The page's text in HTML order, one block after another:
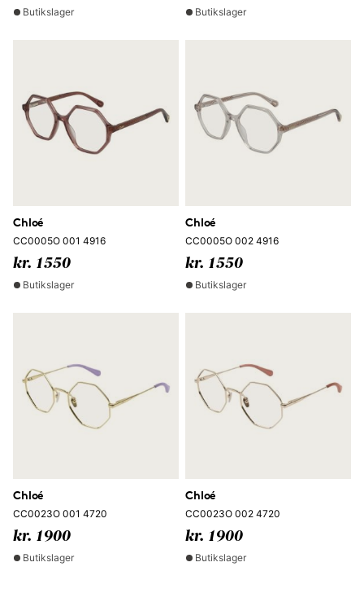
Butikslager Butikslager
Chloé
CC0005O 001 4916
kr. 1550
Butikslager
Chloé
CC0005O 002 4916
kr. 1550
Butikslager
Chloé
CC0023O 001 4720
kr. 1900
Butikslager
Chloé
CC0023O 002 4720
kr. 1900
Butikslager